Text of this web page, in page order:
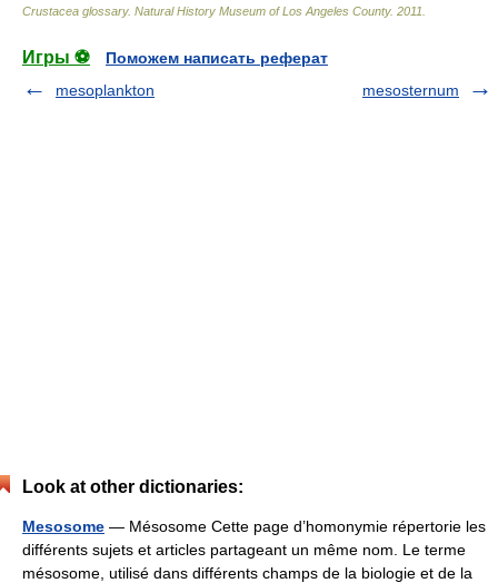
Crustacea glossary. Natural History Museum of Los Angeles County. 2011
Игры ⚽
Поможем написать реферат
mesoplankton
mesosternum
Look at other dictionaries:
Mesosome — Mésosome Cette page d’homonymie répertorie les
différents sujets et articles partageant un même nom. Le terme
mésosome, utilisé dans différents champs de la biologie et de la